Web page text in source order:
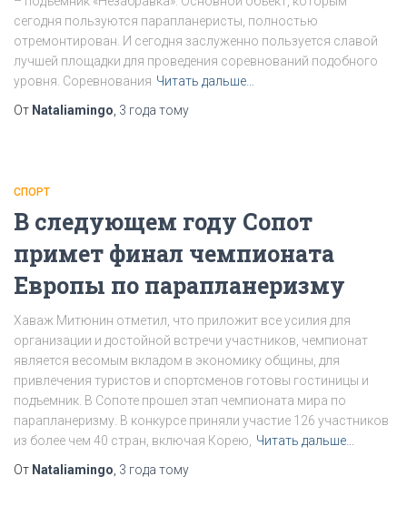
сегодня пользуются парапланеристы, полностью
отремонтирован. И сегодня заслуженно пользуется славой
лучшей площадки для проведения соревнований подобного
уровня. Соревнования Читать дальше…
От Nataliamingo 3 года тому
СПОРТ
В следующем году Сопот
примет финал чемпионата
Европы по парапланеризму
Хаваж Митюнин отметил, что приложит все усилия для
организации и достойной встречи участников, чемпионат
является весомым вкладом в экономику общины, для
привлечения туристов и спортсменов готовы гостиницы и
подъемник. В Сопоте прошел этап чемпионата мира по
парапланеризму. В конкурсе приняли участие 126 участников
из более чем 40 стран, включая Корею,
Читать дальше…
От Nataliamingo 3 года тому